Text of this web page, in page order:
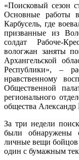
«Поисковый сезон
Основные работы
Карбусель, где
призванные из
солдат Рабоче-
вологжан заняты
Архангельской
Республики», –
нравственному
Общественной
регионального
общества
За три недели
были обнаружены
личные вещи бойцов
один с бумажным